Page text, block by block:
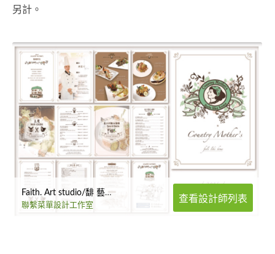
另計。
Faith. Art studio/馡 藝術工作室
聯繫菜單設計工作室
查看設計師列表